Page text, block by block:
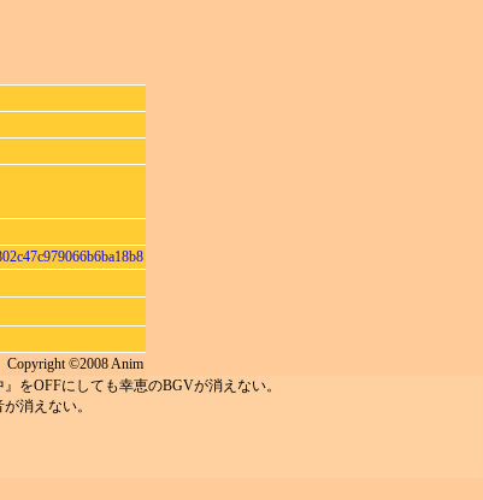
Copyright ©2008 Anim
をOFFにしても幸恵のBGVが消えない。
消えない。